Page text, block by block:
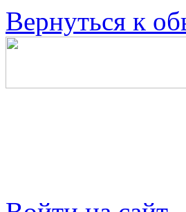
Вернуться к